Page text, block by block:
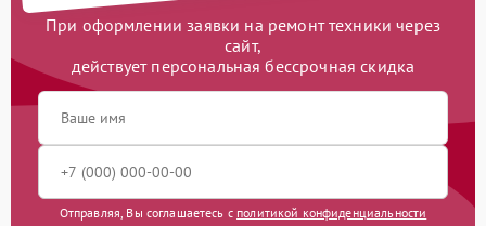
При оформлении заявки на ремонт техники через
сайт,
действует персональная бессрочная скидка
Отправляя, Вы соглашаетесь с политикой конфиденциальности